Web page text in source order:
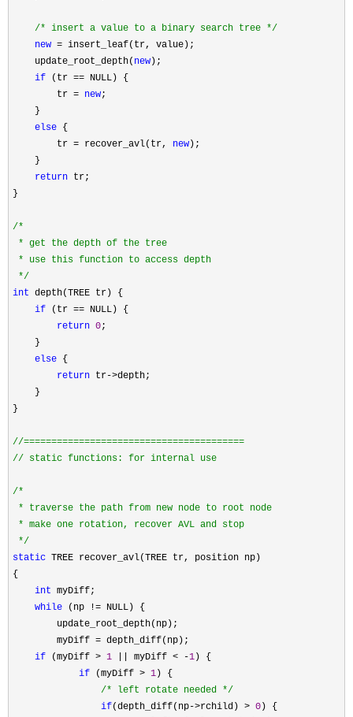
/* insert a value to a binary search tree */
new = insert_leaf(tr, value);
    update_root_depth(
new );
if (tr == NULL) {
        tr
= new;
    }
else {
        tr
= recover_avl(tr, new );
    }
return tr;
}
/*
* get the depth of the tree
* use this function to access depth
*/
int depth(TREE tr) {
if (tr == NULL) {
return 0;
    }
else {
return tr->depth;
    }
}
//
// static functions: for internal use
/*
* traverse the path from new node to root node
* make one rotation, recover AVL and stop
*/
static TREE recover_avl(TREE tr, position np)
{
int myDiff;
while (np != NULL) {
        update_root_depth(np);
        myDiff
= depth_diff(np);
if (myDiff > 1 || myDiff < -1 ) {
if (myDiff > 1 ) {
/* left rotate needed */
if(depth_diff(np->rchild) > 0 ) {